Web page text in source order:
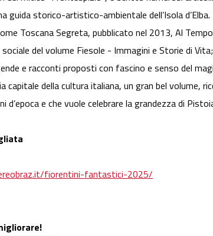
guida storico-artistico-ambientale dell’Isola
Toscana Segreta, pubblicato nel 2013, Al
del volume Fiesole - Immagini e Storie di
e racconti proposti con fascino e senso del
capitale della cultura italiana, un gran bel volume,
e che vuole celebrare la grandezza di
fiorentini-fantastici-2025/